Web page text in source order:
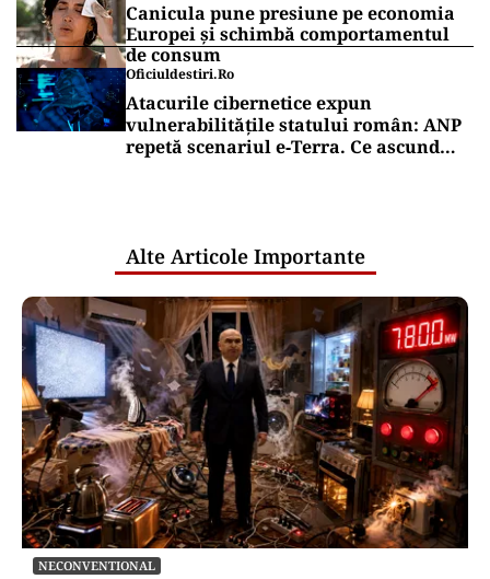
Canicula pune presiune pe economia
Europei și schimbă comportamentul
de consum
Oficiuldestiri.ro
Atacurile cibernetice expun
vulnerabilitățile statului român: ANP
repetă scenariul e‑Terra. Ce ascund
Alte Articole Importante
NECONVENTIONAL